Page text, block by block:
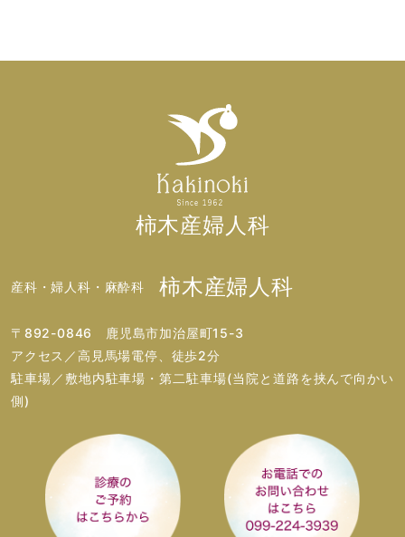
柿木産婦人科
産科・婦人科・麻酔科 柿木産婦人科
〒892-0846 鹿児島市加治屋町15-3
アクセス／高見馬場電停、徒歩2分
駐車場／敷地内駐車場・第二駐車場(当院と道路を挟んで向かい
側)